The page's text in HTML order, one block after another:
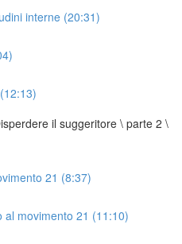
interne (20:31)
il suggeritore \ parte 2 \
21 (8:37)
al movimento 21 (11:10)